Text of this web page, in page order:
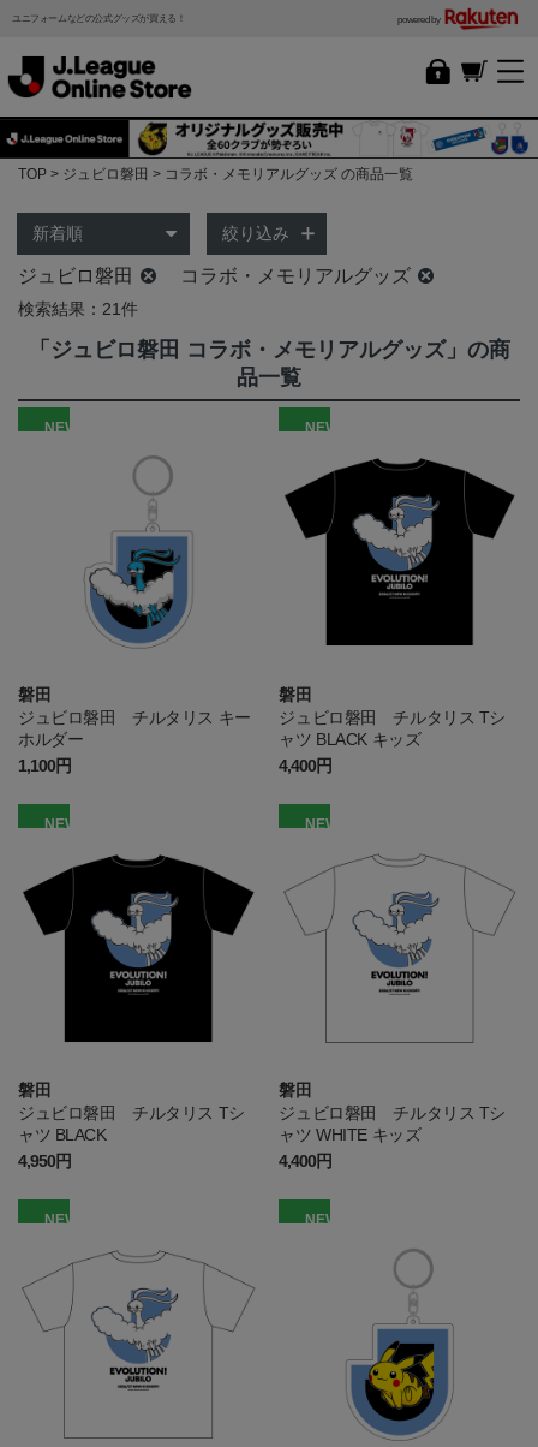
ユニフォームなどの公式グッズが買える！ powered by
TOP ジュビロ磐田 コラボ・メモリアルグッズ の商品一覧
絞り込み
ジュビロ磐田 コラボ・メモリアルグッズ
検索結果：21件
「ジュビロ磐田 コラボ・メモリアルグッズ」の商
品一覧
NEW
磐田
ジュビロ磐田 チルタリス キー
ホルダー
1,100円
NEW
磐田
ジュビロ磐田 チルタリス Tシ
ャツ BLACK キッズ
4,400円
NEW
磐田
ジュビロ磐田 チルタリス Tシ
ャツ BLACK
4,950円
NEW
磐田
ジュビロ磐田 チルタリス Tシ
ャツ WHITE キッズ
4,400円
NEW NEW